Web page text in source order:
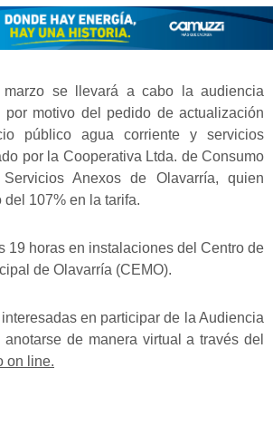
se llevará a cabo la audiencia
por motivo del pedido de actualización
público agua corriente y servicios
por la Cooperativa Ltda. de Consumo
Anexos de Olavarría, quien
107% en la tarifa.
19 horas en instalaciones del Centro de
de Olavarría (CEMO).
en participar de la Audiencia
de manera virtual a través del
on line.